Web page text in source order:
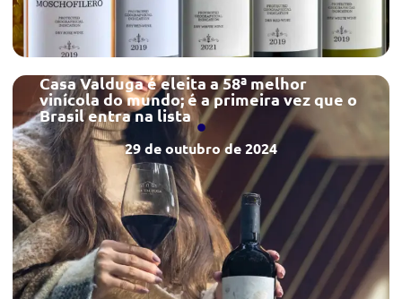
Casa Valduga é eleita a 58ª melhor
vinícola do mundo; é a primeira vez que o
Brasil entra na lista
29 de outubro de 2024